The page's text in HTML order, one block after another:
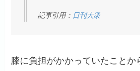
記事引用： 日刊大衆
膝に負担がかかっていたことか